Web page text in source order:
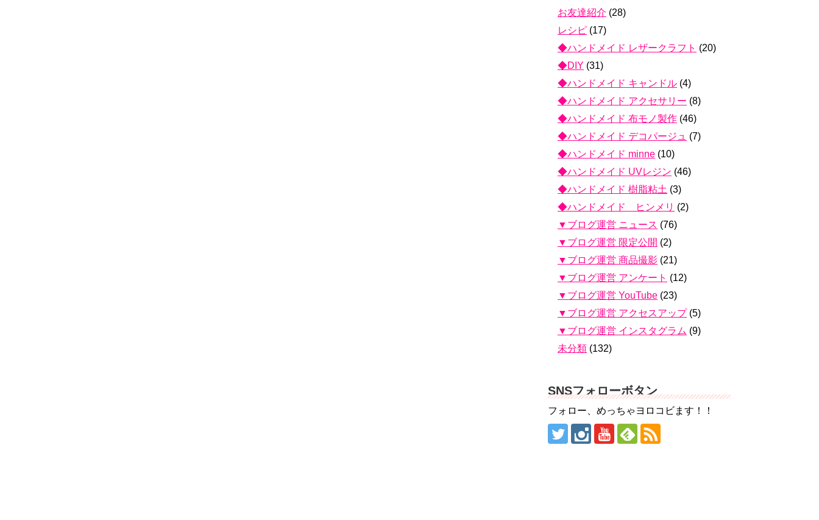
お友達紹介 (28)
レシピ (17)
◆ハンドメイド レザークラフト (20)
◆DIY (31)
◆ハンドメイド キャンドル (4)
◆ハンドメイド アクセサリー (8)
◆ハンドメイド 布モノ製作 (46)
◆ハンドメイド デコパージュ (7)
◆ハンドメイド minne (10)
◆ハンドメイド UVレジン (46)
◆ハンドメイド 樹脂粘土 (3)
◆ハンドメイド ヒンメリ (2)
▼ブログ運営 ニュース (76)
▼ブログ運営 限定公開 (2)
▼ブログ運営 商品撮影 (21)
▼ブログ運営 アンケート (12)
▼ブログ運営 YouTube (23)
▼ブログ運営 アクセスアップ(5)
▼ブログ運営 インスタグラム (9)
未分類 (132)
SNSフォローボタン
フォロー、めっちゃヨロコビます！！